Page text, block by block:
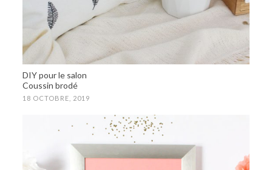
DIY pour le salon
Coussin brodé
18 OCTOBRE, 2019